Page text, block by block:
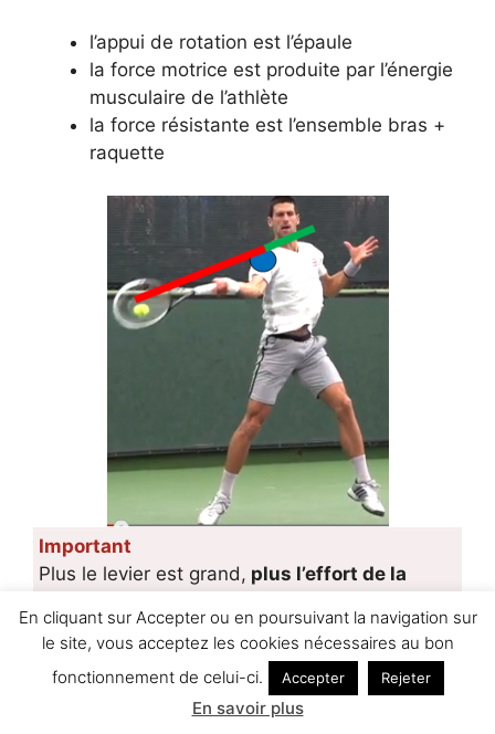
l’appui de rotation est l’épaule
la force motrice est produite par l’énergie
musculaire de l’athlète
la force résistante est l’ensemble bras +
raquette
Important
Plus le levier est grand, plus l’effort de la
En cliquant sur Accepter ou en poursuivant la navigation sur
le site, vous acceptez les cookies nécessaires au bon
fonctionnement de celui-ci.
Accepter Rejeter
En savoir plus